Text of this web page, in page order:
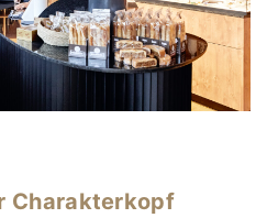
Charakterkopf